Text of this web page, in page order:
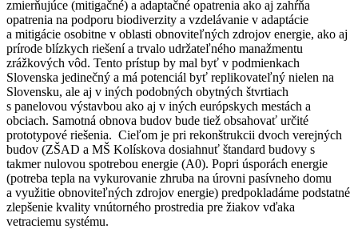
zmierňujúce (mitigačné) a adaptačné opatrenia ako aj zahŕňa
opatrenia na podporu biodiverzity a vzdelávanie v adaptácie
a mitigácie osobitne v oblasti obnoviteľných zdrojov energie, ako aj
prírode blízkych riešení a trvalo udržateľného manažmentu
zrážkových vôd. Tento prístup by mal byť v podmienkach
Slovenska jedinečný a má potenciál byť replikovateľný nielen na
Slovensku, ale aj v iných podobných obytných štvrtiach
s panelovou výstavbou ako aj v iných európskych mestách a
obciach. Samotná obnova budov bude tiež obsahovať určité
prototypové riešenia. Cieľom je pri rekonštrukcii dvoch verejných
budov (ZŠAD a MŠ Kolískova dosiahnuť štandard budovy s
takmer nulovou spotrebou energie (A0). Popri úsporách energie
(potreba tepla na vykurovanie zhruba na úrovni pasívneho domu
a využitie obnoviteľných zdrojov energie) predpokladáme podstatné
zlepšenie kvality vnútorného prostredia pre žiakov vďaka
vetraciemu systému.